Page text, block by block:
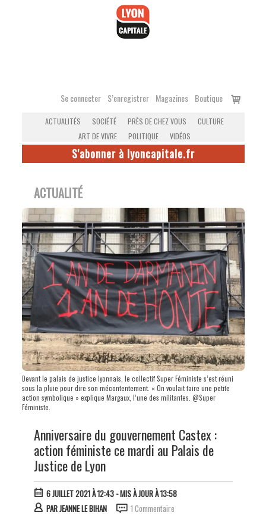
Se connecter S’enregistrer Magazines Boutique
Voir
ACTUALITÉS SOCIÉTÉ PRÈS DE CHEZ VOUS
CULTURE
ART DE VIVRE
POLITIQUE VIDÉOS
S'abonner à lyoncapitale.fr
ACTUALITÉ
Devant le palais de justice lyonnais, le collectif Super Féministe s’est réuni
sous la pluie pour dire son mécontentement. « On voulait faire une petite
action symbolique » explique Margaux, l’une des militantes. @Super
Féministe.
Anniversaire du gouvernement Castex :
action féministe ce mardi au Palais de
Justice de Lyon
6 JUILLET 2021 À 12:43- MIS À JOUR À 13:58
PARJEANNE LE BIHAN 1 Commentaire